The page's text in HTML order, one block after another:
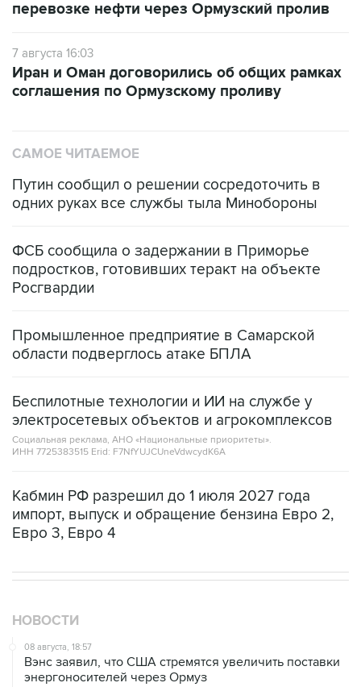
перевозке нефти через Ормузский пролив
7 августа 16:03
Иран и Оман договорились об общих рамках
соглашения по Ормузскому проливу
САМОЕ ЧИТАЕМОЕ
Путин сообщил о решении сосредоточить в
одних руках все службы тыла Минобороны
ФСБ сообщила о задержании в Приморье
подростков, готовивших теракт на объекте
Росгвардии
Промышленное предприятие в Самарской
области подверглось атаке БПЛА
Беспилотные технологии и ИИ на службе у
электросетевых объектов и агрокомплексов
Социальная реклама, АНО «Национальные приоритеты».
ИНН 7725383515 Erid: F7NfYUJCUneVdwcydK6A
Кабмин РФ разрешил до 1 июля 2027 года
импорт, выпуск и обращение бензина Евро 2,
Евро 3, Евро 4
НОВОСТИ
08 августа, 18:57
Вэнс заявил, что США стремятся увеличить поставки
энергоносителей через Ормуз